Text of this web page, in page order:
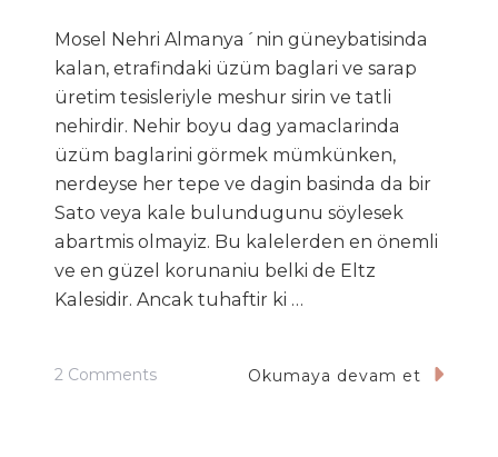
Mosel Nehri Almanya´nin güneybatisinda
kalan, etrafindaki üzüm baglari ve sarap
üretim tesisleriyle meshur sirin ve tatli
nehirdir. Nehir boyu dag yamaclarinda
üzüm baglarini görmek mümkünken,
nerdeyse her tepe ve dagin basinda da bir
Sato veya kale bulundugunu söylesek
abartmis olmayiz. Bu kalelerden en önemli
ve en güzel korunaniu belki de Eltz
Kalesidir. Ancak tuhaftir ki …
2 CommentsOn
Okumaya devam et